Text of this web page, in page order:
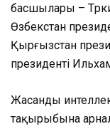
басшылары –
Өзбекстан
Қырғызстан
президенті
Жасанды
тақырыбына